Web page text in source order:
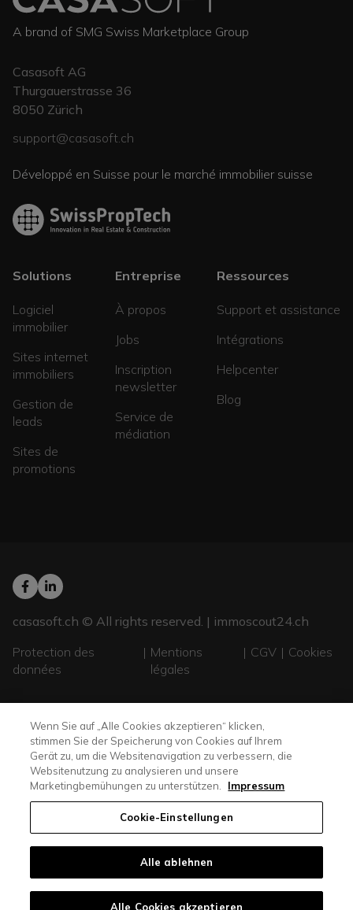
A brand of SMG Swiss Marketplace Group
Casasoft AG
Thurgauerstrasse 36
8050 Zürich
support@casasoft.ch
Développé en Suisse pour le marché immobilier suisse
Solutions
Logiciel
immobilier
Sites internet
immobiliers
Gestion de
leads
Sites de
promotions
Entreprise
À propos
Jobs
Inscription
newsletter
Service de
médiation
Ressources
Support et assistance
Intégrations
Helpcenter
Blog
casasoft.ch © All rights reserved. | immoscout24.ch
Protection des
données
Mentions
légales
CGV Cookies
Wenn Sie auf „Alle Cookies akzeptieren“ klicken,
stimmen Sie der Speicherung von Cookies auf Ihrem
Gerät zu, um die Websitenavigation zu verbessern, die
Websitenutzung zu analysieren und unsere
Marketingbemühungen zu unterstützen.
Impressum
Cookie-Einstellungen
Alle ablehnen
Alle Cookies akzeptieren